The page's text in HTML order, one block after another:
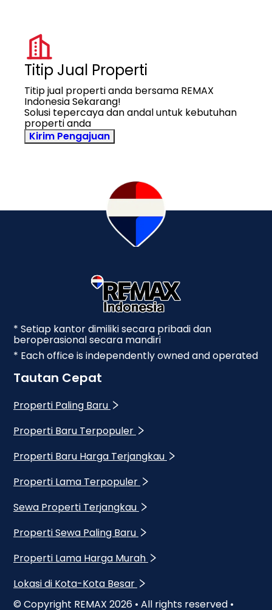
Titip Jual Properti
Titip jual properti anda bersama REMAX
Indonesia Sekarang!
Solusi tepercaya dan andal untuk kebutuhan
properti anda
Kirim Pengajuan
* Setiap kantor dimiliki secara pribadi dan
beroperasional secara mandiri
* Each office is independently owned and operated
Tautan Cepat
Properti Paling Baru
Properti Baru Terpopuler
Properti Baru Harga Terjangkau
Properti Lama Terpopuler
Sewa Properti Terjangkau
Properti Sewa Paling Baru
Properti Lama Harga Murah
Lokasi di Kota-Kota Besar
© Copyright REMAX 2026 • All rights reserved •